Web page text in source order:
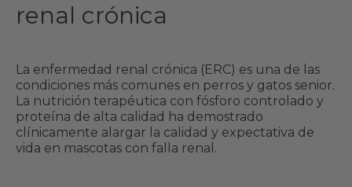
renal crónica
La enfermedad renal crónica (ERC) es una de las
condiciones más comunes en perros y gatos senior.
La nutrición terapéutica con fósforo controlado y
proteína de alta calidad ha demostrado
clínicamente alargar la calidad y expectativa de
vida en mascotas con falla renal.